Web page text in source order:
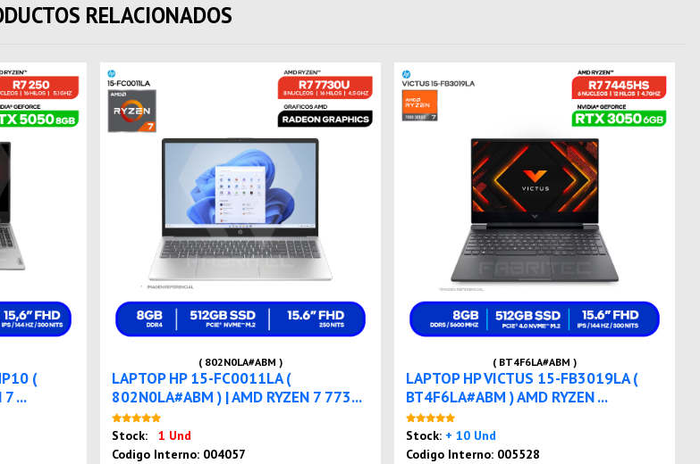
RELACIONADOS
(
7 ...
( 802N0LA#ABM )
LAPTOP HP 15-FC0011LA (
802N0LA#ABM ) | AMD RYZEN 7 773...
Stock:
1 Und
Codigo Interno: 004057
( BT4F6LA#ABM )
LAPTOP HP VICTUS 15-FB3019LA (
BT4F6LA#ABM ) AMD RYZEN ...
Stock: + 10 Und
Codigo Interno: 005528